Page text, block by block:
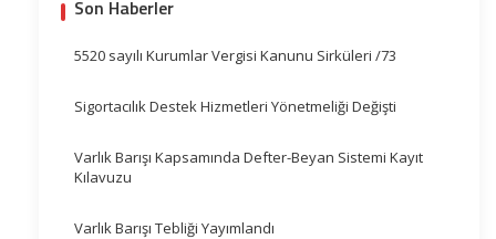
Son Haberler
5520 sayılı Kurumlar Vergisi Kanunu Sirküleri /73
Sigortacılık Destek Hizmetleri Yönetmeliği Değişti
Varlık Barışı Kapsamında Defter-Beyan Sistemi Kayıt
Kılavuzu
Varlık Barışı Tebliği Yayımlandı